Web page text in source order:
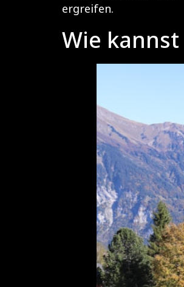
ergreifen.
Wie